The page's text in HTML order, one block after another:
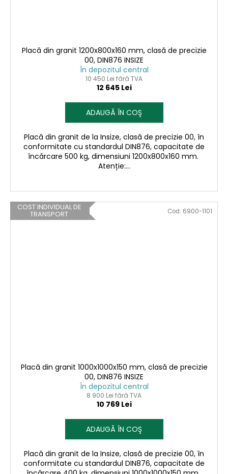
Placă din granit 1200x800x160 mm, clasă de precizie
00, DIN876 INSIZE
În depozitul central
10 450 Lei fără TVA
12 645 Lei
ADAUGĂ ÎN COŞ
Placă din granit de la Insize, clasă de precizie 00, în
conformitate cu standardul DIN876, capacitate de
încărcare 500 kg, dimensiuni 1200x800x160 mm.
Atenție:...
COST INDIVIDUAL DE
TRANSPORT
Placă din granit 1000x1000x150 mm, clasă de precizie
00, DIN876 INSIZE
În depozitul central
8 900 Lei fără TVA
10 769 Lei
ADAUGĂ ÎN COŞ
Placă din granit de la Insize, clasă de precizie 00, în
conformitate cu standardul DIN876, capacitate de
Cod: 6900-1101